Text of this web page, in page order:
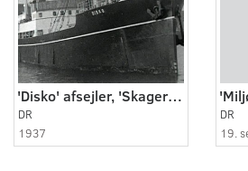
'Disko' afsejler, 'Skagerak' søsættes
DR
1937
DR
19.